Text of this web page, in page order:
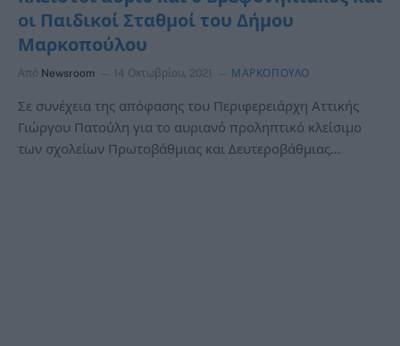
οι Παιδικοί Σταθμοί του Δήμου
Μαρκοπούλου
Από Newsroom 14 Οκτωβρίου, 2021 ΜΑΡΚΟΠΟΥΛΟ
Σε συνέχεια της απόφασης του Περιφερειάρχη Αττικής
Γιώργου Πατούλη για το αυριανό προληπτικό κλείσιμο
των σχολείων Πρωτοβάθμιας και Δευτεροβάθμιας…